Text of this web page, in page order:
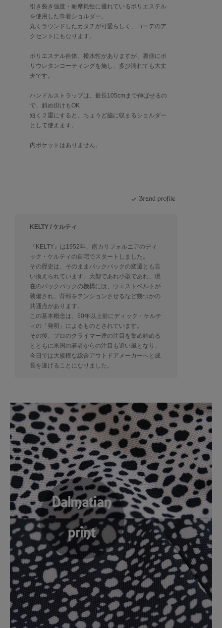
引き裂き強度・耐摩耗性に優れているポリエステル
を使用した巾着ショルダー。
丸くラウンドしたカタチが可愛らしく、コーデのア
クセントにもなります。
ポリエステル自体、撥水性がありますが、裏側にポ
リウレタンコーティングを施し、多少濡れても大丈
夫です。
ハンドルストラップは、最長105cmまで伸ばせるの
で、斜め掛けもOK
短く２重にすると、ちょうど脇に収まるショルダー
として使えます。
内ポケットはありません。
KELTY / ケルティ
『KELTY』は1952年、南カリフォルニアのディ
ック・ケルティの自宅でスタートしました。
その歴史は、そのままバックパックの変遷とも言
い換えられています。大型であれ小型であれ、現
在のバックパックの機構には、ウエストベルトが
装備され、背部をテンションさせるなど幾つかの
共通点があります。
この基本概念は、50年以上前にディック・ケルテ
ィの「発明」によるものとされています。
その後、プロのクライマー達の注目を集め始める
とともに米国の若者からの注目も追い風となり、
今日では大規模な総合アウトドアメーカーへと成
長を遂げることになりました。